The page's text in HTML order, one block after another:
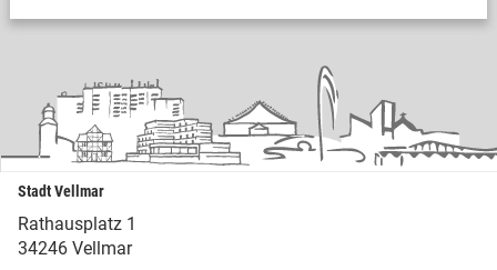
Stadt Vellmar
Rathausplatz 1
34246 Vellmar